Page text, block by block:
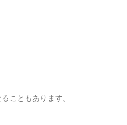
こともあります。